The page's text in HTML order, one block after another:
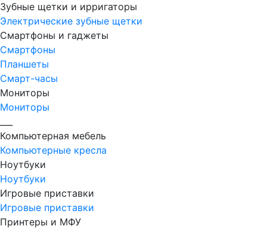
Зубные щетки и ирригаторы
Электрические зубные щетки
Смартфоны и гаджеты
Смартфоны
Планшеты
Смарт-часы
Мониторы
Мониторы
Компьютерная мебель
Компьютерные кресла
Ноутбуки
Ноутбуки
Игровые приставки
Игровые приставки
Принтеры и МФУ